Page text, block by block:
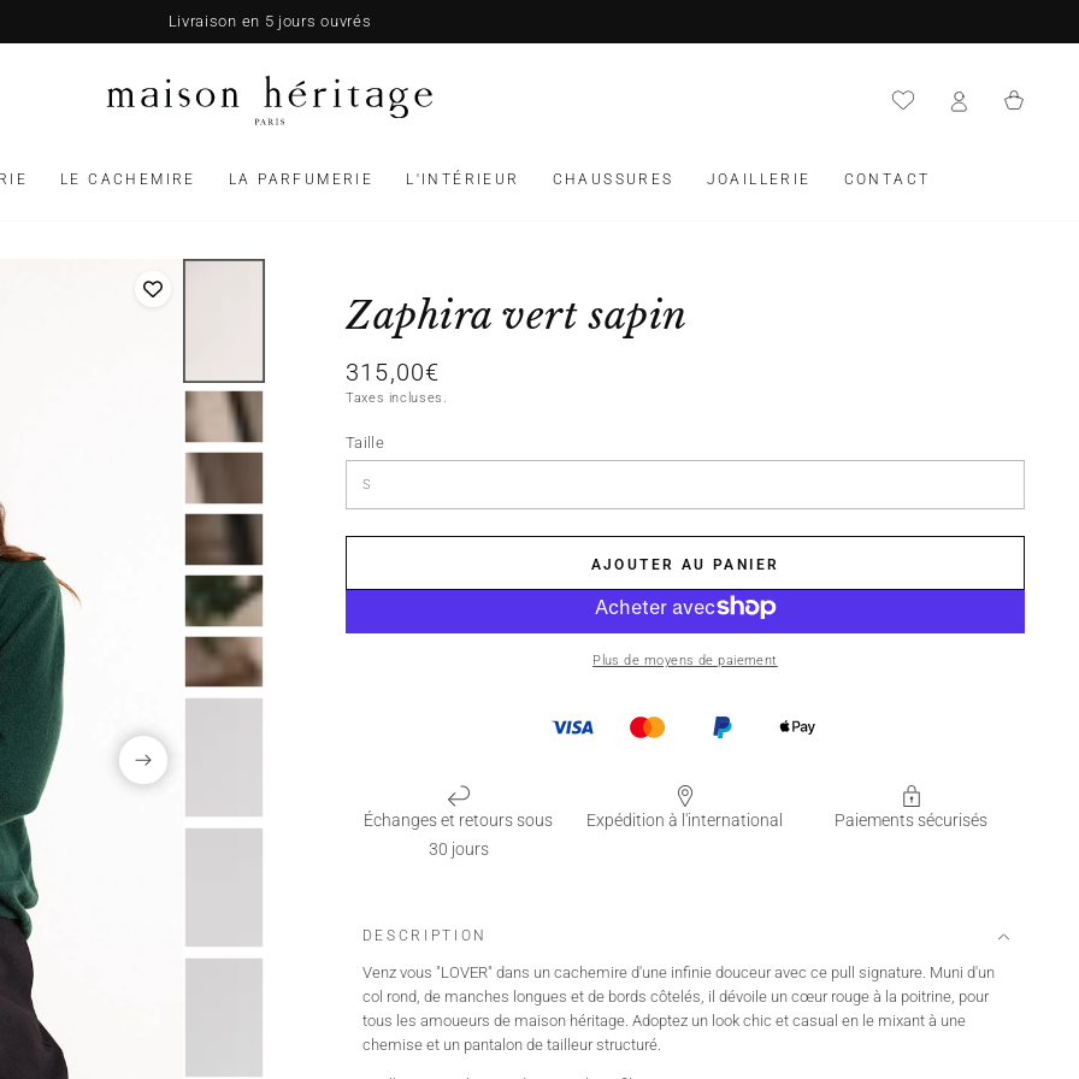
Livraison en 5 jours ouvrés
LE CACHEMIRE LA PARFUMERIE L'INTÉRIEUR CHAUSSURES JOAILLERIE CONTACT
Panier
Zaphira vert sapin
Prix
normal
315,00€
Taxes incluses.
Taille
AJOUTER AU PANIER
Plus de moyens de paiement
Échanges et retours sous
30 jours
Expédition à l'international Paiements sécurisés
DESCRIPTION
Venz vous "LOVER" dans un cachemire d'une infinie douceur avec ce pull signature. Muni d'un
col rond, de manches longues et de bords côtelés, il dévoile un cœur rouge à la poitrine, pour
tous les amoueurs de maison héritage. Adoptez un look chic et casual en le mixant à une
chemise et un pantalon de tailleur structuré.